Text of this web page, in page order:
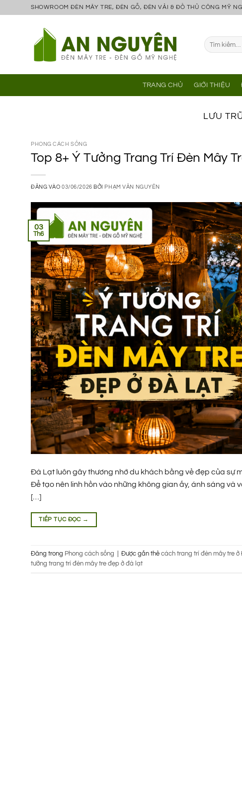
SHOWROOM ĐÈN MÂY TRE, ĐÈN GỖ, ĐÈN VẢI & ĐỒ THỦ CÔNG MỸ
Tìm
kiếm:
TRANG CHỦ GIỚI THIỆU
LƯU
PHONG CÁCH SỐNG
Top 8+ Ý Tưởng Trang Trí Đèn Mây
ĐĂNG VÀO03/06/2026 BỞI PHẠM VĂN NGUYÊN
03
Th6
Đà Lạt luôn gây thương nhớ du khách bằng vẻ đẹp của sự
Để tạo nên linh hồn vào những không gian ấy, ánh sáng
[…]
TIẾP TỤC ĐỌC →
Đăng trong Phong cách sống Được gắn thẻ cách trang trí đèn mây tre ở
tưởng trang trí đèn mây tre đẹp ở đà lạt